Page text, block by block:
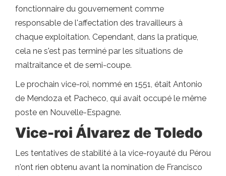
fonctionnaire du gouvernement comme
responsable de l'affectation des travailleurs à
chaque exploitation. Cependant, dans la pratique,
cela ne s'est pas terminé par les situations de
maltraitance et de semi-coupe.
Le prochain vice-roi, nommé en 1551, était Antonio
de Mendoza et Pacheco, qui avait occupé le même
poste en Nouvelle-Espagne.
Vice-roi Álvarez de Toledo
Les tentatives de stabilité à la vice-royauté du Pérou
n'ont rien obtenu avant la nomination de Francisco